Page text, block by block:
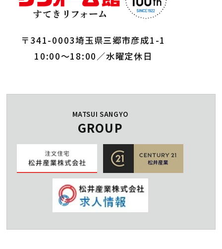
〒341-0003埼玉県三郷市彦成1-1
10:00～18:00／水曜定休日
MATSUI SANGYO
GROUP